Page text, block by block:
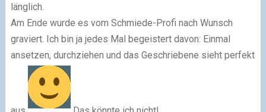
länglich.
Am Ende wurde es vom Schmiede-Profi nach Wunsch
graviert. Ich bin ja jedes Mal begeistert davon: Einmal
ansetzen, durchziehen und das Geschriebene sieht perfekt